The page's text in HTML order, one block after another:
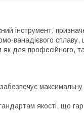
інструмент,
ванадієвого
як для професійного,
максимальну
якості, що